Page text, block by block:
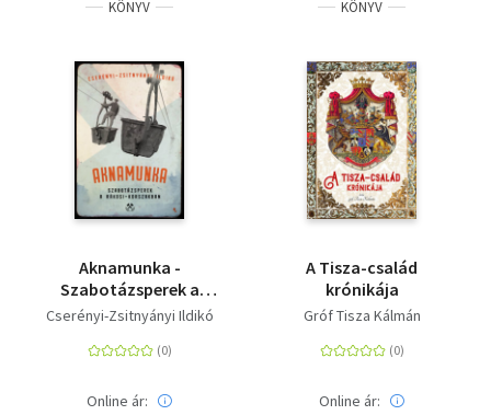
KÖNYV
Aknamunka -
Szabotázsperek a
Rákosi- korszakban
Cserényi-Zsitnyányi Ildikó
Online ár:
KÖNYV
A Tisza-család
krónikája
Gróf Tisza Kálmán
Online ár: